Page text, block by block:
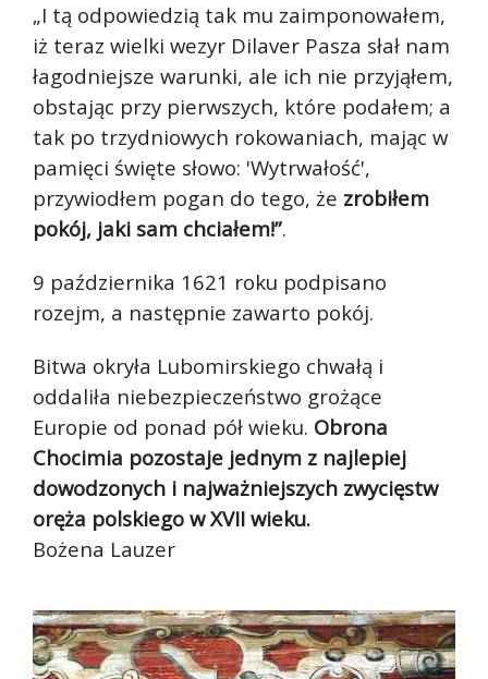
„I tą odpowiedzią tak mu zaimponowałem,
iż teraz wielki wezyr Dilaver Pasza słał nam
łagodniejsze warunki, ale ich nie przyjąłem,
obstając przy pierwszych, które podałem; a
tak po trzydniowych rokowaniach, mając w
pamięci święte słowo: 'Wytrwałość',
przywiodłem pogan do tego, że zrobiłem
pokój, jaki sam chciałem!”.
9 października 1621 roku podpisano
rozejm, a następnie zawarto pokój.
Bitwa okryła Lubomirskiego chwałą i
oddaliła niebezpieczeństwo grożące
Europie od ponad pół wieku. Obrona
Chocimia pozostaje jednym z najlepiej
dowodzonych i najważniejszych zwycięstw
oręża polskiego w XVII wieku.
Bożena Lauzer